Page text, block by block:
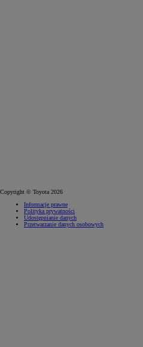
Copyright © Toyota 2026
Informacje prawne
Polityka prywatności
Udostępnianie danych
Przetwarzanie danych osobowych